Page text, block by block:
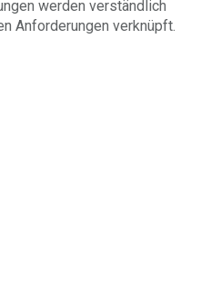
werden verständlich
Anforderungen verknüpft.